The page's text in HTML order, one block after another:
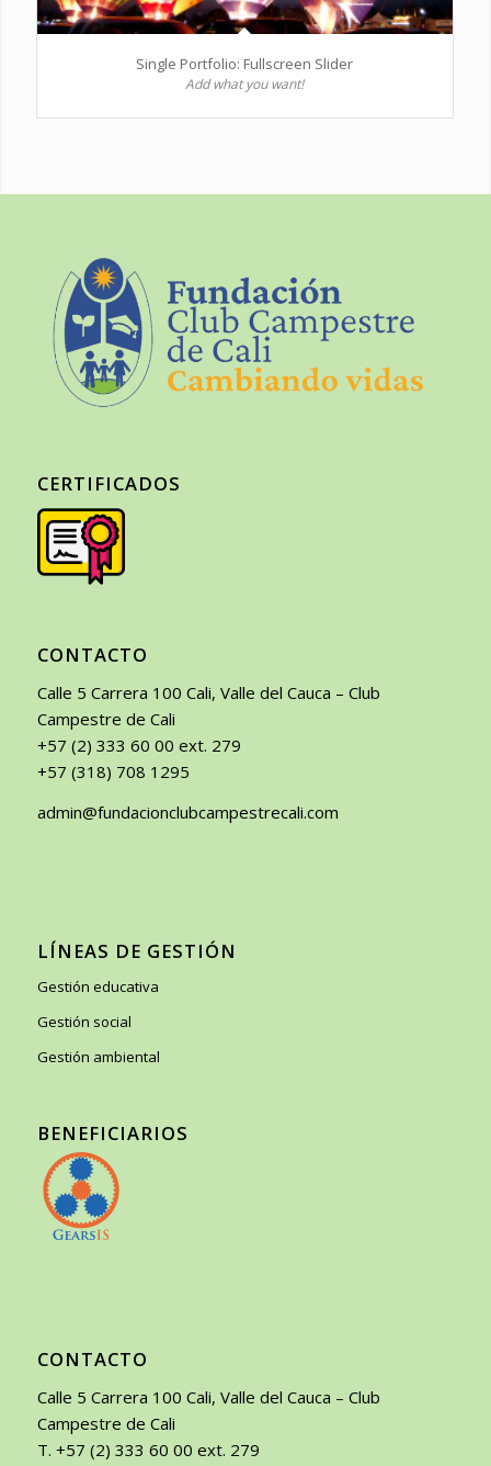
Single Portfolio: Fullscreen Slider
Add what you want!
CERTIFICADOS
CONTACTO
Calle 5 Carrera 100 Cali, Valle del Cauca – Club
Campestre de Cali
+57 (2) 333 60 00 ext. 279
+57 (318) 708 1295
admin@fundacionclubcampestrecali.com
LÍNEAS DE GESTIÓN
Gestión educativa
Gestión social
Gestión ambiental
BENEFICIARIOS
CONTACTO
Calle 5 Carrera 100 Cali, Valle del Cauca – Club
Campestre de Cali
T. +57 (2) 333 60 00 ext. 279